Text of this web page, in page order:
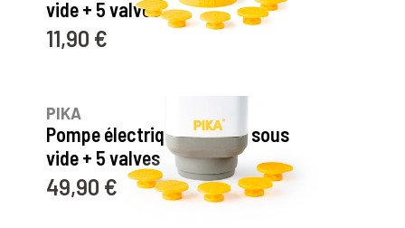
vide + 5 valves
Prix
11,90 €
PIKA
Pompe électrique de mise sous
vide + 5 valves
Prix
49,90 €